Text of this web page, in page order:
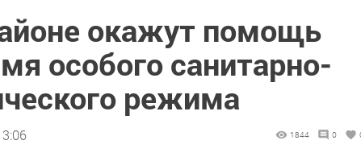
окажут помощь
особого санитарно-
режима
1844 0